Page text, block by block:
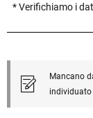
* Verifichiamo i
Mancano
individuato